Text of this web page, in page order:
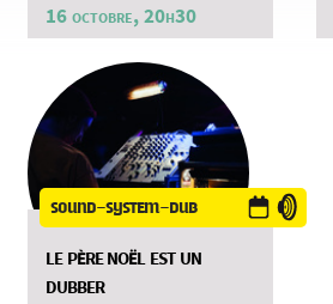
16 octobre, 20h30
sound-system-dub
le père noël est un
dubber